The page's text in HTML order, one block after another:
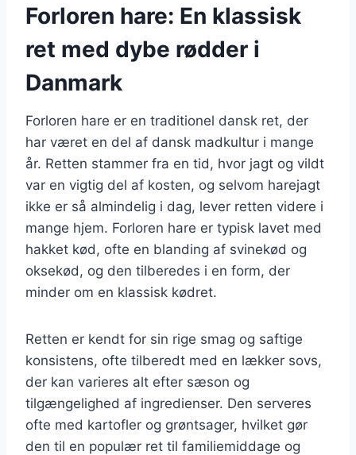
Forloren hare: En klassisk
ret med dybe rødder i
Danmark
Forloren hare er en traditionel dansk ret, der
har været en del af dansk madkultur i mange
år. Retten stammer fra en tid, hvor jagt og vildt
var en vigtig del af kosten, og selvom harejagt
ikke er så almindelig i dag, lever retten videre i
mange hjem. Forloren hare er typisk lavet med
hakket kød, ofte en blanding af svinekød og
oksekød, og den tilberedes i en form, der
minder om en klassisk kødret.
Retten er kendt for sin rige smag og saftige
konsistens, ofte tilberedt med en lækker sovs,
der kan varieres alt efter sæson og
tilgængelighed af ingredienser. Den serveres
ofte med kartofler og grøntsager, hvilket gør
den til en populær ret til familiemiddage og